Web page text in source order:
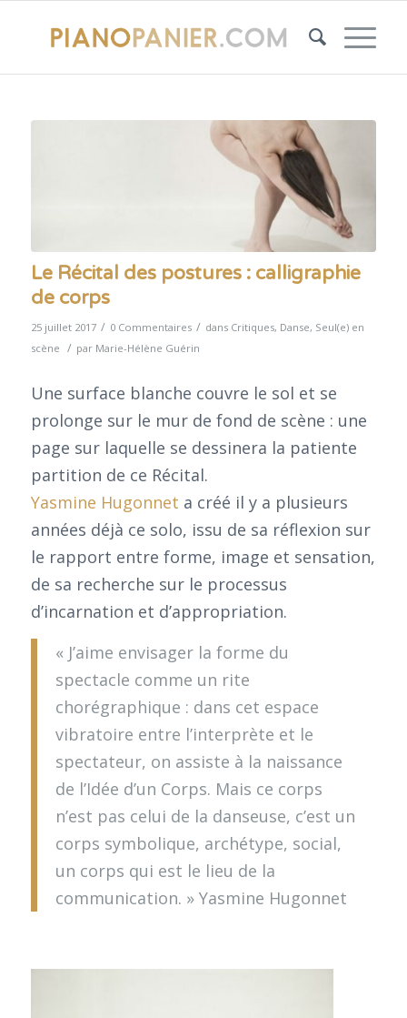
Le Récital des postures : calligraphie
de corps
25 juillet 2017 / 0 Commentaires / dans Critiques, Danse, Seul(e) en
scène / par Marie-Hélène Guérin
Une surface blanche couvre le sol et se
prolonge sur le mur de fond de scène : une
page sur laquelle se dessinera la patiente
partition de ce Récital.
Yasmine Hugonnet a créé il y a plusieurs
années déjà ce solo, issu de sa réflexion sur
le rapport entre forme, image et sensation,
de sa recherche sur le processus
d’incarnation et d’appropriation.
« J’aime envisager la forme du
spectacle comme un rite
chorégraphique : dans cet espace
vibratoire entre l’interprète et le
spectateur, on assiste à la naissance
de l’Idée d’un Corps. Mais ce corps
n’est pas celui de la danseuse, c’est un
corps symbolique, archétype, social,
un corps qui est le lieu de la
communication. » Yasmine Hugonnet